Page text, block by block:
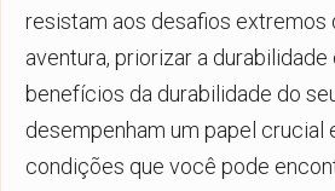
resistam aos desafios extremos
aventura, priorizar a durabilidade
benefícios da durabilidade do
desempenham um papel crucial
condições que você pode